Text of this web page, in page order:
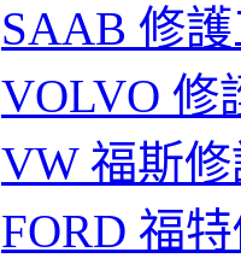
SAAB 修
VOLVO 修
VW 福斯
FORD 福